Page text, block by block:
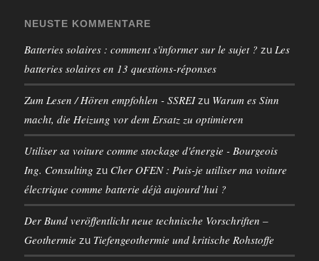
NEUSTE KOMMENTARE
Batteries solaires : comment s'informer sur le sujet ? zu Les
batteries solaires en 13 questions-réponses
Zum Lesen / Hören empfohlen - SSREIzu Warum es Sinn
macht, die Heizung vor dem Ersatz zu optimieren
Utiliser sa voiture comme stockage d'énergie - Bourgeois
Ing. Consulting zu Cher OFEN : Puis-je utiliser ma voiture
électrique comme batterie déjà aujourd’hui ?
Der Bund veröffentlicht neue technische Vorschriften –
Geothermie zu Tiefengeothermie und kritische Rohstoffe